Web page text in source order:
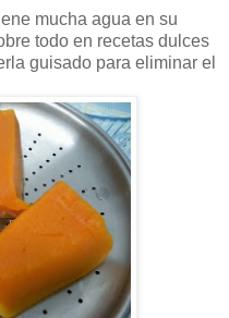
mucha agua en su
todo en recetas dulces
guisado para eliminar el